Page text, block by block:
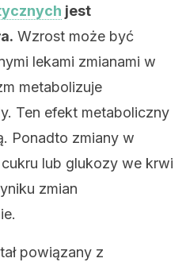
jest
Wzrost może być
lekami zmianami w
metabolizuje
Ten efekt metaboliczny
Ponadto zmiany w
lub glukozy we krwi
zmian
powiązany z